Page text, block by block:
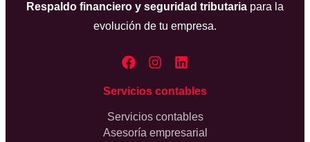
Respaldo financiero y seguridad tributaria para la
evolución de tu empresa.
Servicios contables
Servicios contables
Asesoría empresarial